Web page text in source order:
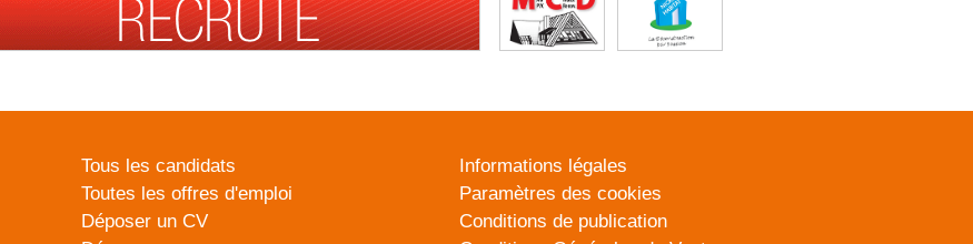
Tous les candidats
Toutes les offres d'emploi
Déposer un CV
Informations légales
Paramètres des cookies
Conditions de publication